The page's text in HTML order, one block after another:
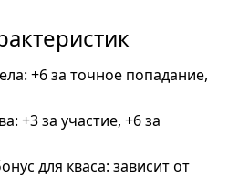
+6 за точное попадание,
+3 за участие, +6 за
для кваса: зависит от